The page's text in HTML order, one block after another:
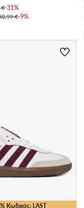
€-31%
€-9%
Κωδικός: LAST